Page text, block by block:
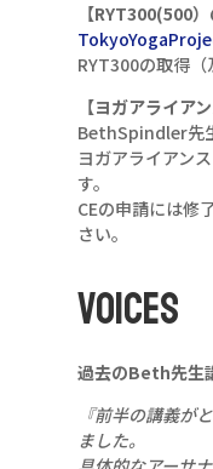
【RYT300(500
RYT300の取得（
【ヨガアライア
BethSpindler先
ヨガアライアン
す。
CEの申請には修
さい。
VOICES
過去のBeth先生
『前半の講義が
ました。